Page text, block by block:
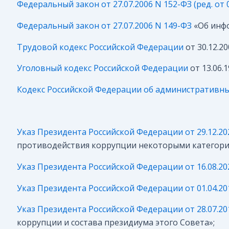
Федеральный закон от 27.07.2006 N 152-ФЗ (ред. от
Федеральный закон от 27.07.2006 N 149-ФЗ «Об
Трудовой кодекс Российской Федерации от
Уголовный кодекс Российской Федерации от
Кодекс Российской Федерации об
Указ Президента Российской Федерации от
противодействия коррупции некоторыми
Указ Президента Российской Федерации от
Указ Президента Российской Федерации от
Указ Президента Российской Федерации от
коррупции и состава президиума этого Совета»;